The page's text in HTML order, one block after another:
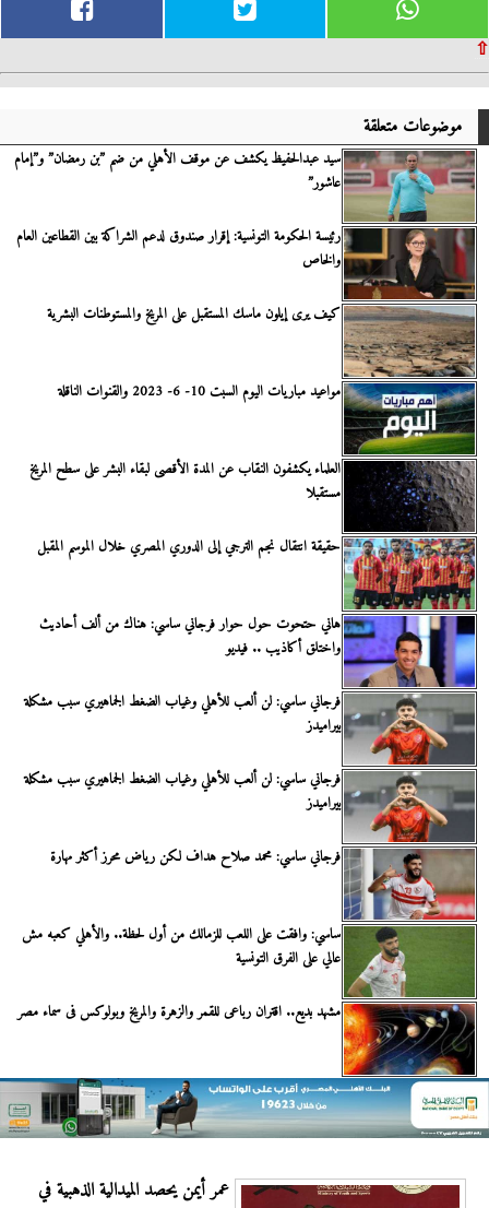
⇧
موضوعات متعلقة
سيد عبدالحفيظ يكشف عن موقف الأهلي من ضم ”بن رمضان” و”إمام
عاشور”
رئيسة الحكومة التونسية: إقرار صندوق لدعم الشراكة بين القطاعين العام
والخاص
كيف يرى إيلون ماسك المستقبل على المريخ والمستوطنات البشرية
مواعيد مباريات اليوم السبت 10- 6- 2023 والقنوات الناقلة
العلماء يكشفون النقاب عن المدة الأقصى لبقاء البشر على سطح المريخ
مستقبلا
حقيقة انتقال نجم الترجي إلى الدوري المصري خلال الموسم المقبل
هاني حتحوت حول حوار فرجاني ساسي: هناك من ألف أحاديث
واختلق أكاذيب .. فيديو
فرجاني ساسي: لن ألعب للأهلي وغياب الضغط الجماهيري سبب مشكلة
بيراميدز
فرجاني ساسي: لن ألعب للأهلي وغياب الضغط الجماهيري سبب مشكلة
بيراميدز
فرجاني ساسي: محمد صلاح هداف لكن رياض محرز أكثر مهارة
ساسي: وافقت على اللعب للزمالك من أول لحظة.. والأهلي كعبه مش
عالي على الفرق التونسية
مشهد بديع.. اقتران رباعى للقمر والزهرة والمريخ وبولوكس فى سماء مصر
عمر أيمن يحصد الميدالية الذهبية في